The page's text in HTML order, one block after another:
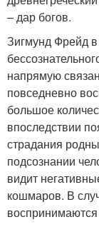
– дар богов.
Зигмунд Фрейд
напрямую
повседневно
большое
впоследствии
страдания
подсознании
видит
кошмаров. В
воспринимаются